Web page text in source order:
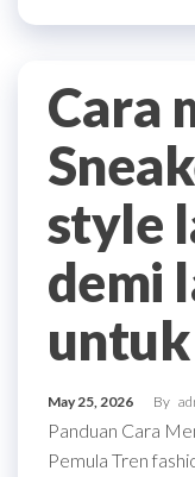
Cara
style
demi
May 25, 2026 By
Panduan Cara
Pemula Tren